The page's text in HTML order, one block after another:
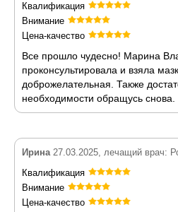
Квалификация
Внимание
Цена-качество
Все прошло чудесно! Марина
проконсультировала и взяла
доброжелательная. Также
необходимости обращусь снова.
Ирина27.03.2025, лечащий врач:
Квалификация
Внимание
Цена-качество